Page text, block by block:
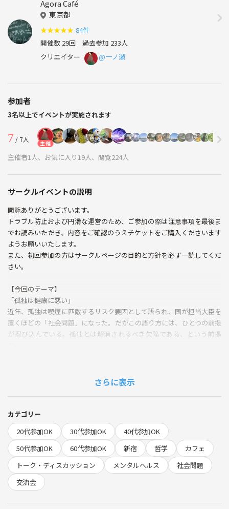
Agora Café
東京都
★★★★★ 84件
開催数 29回 過去参加 233人
クリエイター
@一ノ瀬
参加者
3名以上でイベントが実施されます
7/ 7人 主催
主催者1人、お気に入り19人、閲覧224人
サークルイベントの説明
閲覧ありがとうございます。
トラブル防止および円滑な運営のため、ご参加の際は注意事項を最後ま
でお読みいただき、内容をご確認のうえチケットをご購入くださいます
ようお願いいたします。
また、初回参加の方はサークルページの目的と方針を必ず一読してくだ
さい。
【今回のテーマ】
「孤独は健康に悪い」
近年、孤独は喫煙に匹敵するリスク要因として語られ、国が担当大臣を
置くほどの「社会問題」になった。だがこの語り方には、ひとつの前提
が忍び込んでいる。孤独とは解消されるべき欠陥である、という前提
「部屋に一人でじっとしていられないこと」に見出し、ニーチェもリル
ここで区別が必要になる。誰にも会わない状態としての「独りであるこ
と」と、つながりの欠如として痛む「寂しさ」は、同じではない。人に
囲まれながら寂しい人がいて、独りでいて満ち足りている人がいる。寂
しさとは、単なる他者の不在ではなく、期待されたつながりと現実との
あいだの落差なのかもしれない。だとすれば、問題は他者の数ではな
く、期待の側にもある。
厄介なのは、寂しさを埋める手段が無限に供給される時代に生きている
という事実である。SNS、動画、そしてAIとの対話。孤独を一瞬も感じ
ずに済む環境は、寂しさの解決なのか、それとも寂しさと向き合う機会
さらに表示
カテゴリー
20代参加OK
30代参加OK
40代参加OK
50代参加OK
60代参加OK 新宿 哲学
カフェ
トーク・ディスカッション
メンタルヘルス
社会問題
交流会